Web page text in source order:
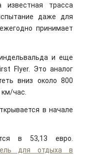
известная трасса
даже для
принимает
и еще
Flyer. Это аналог
вниз около 800
час.
в начале
в 53,13 евро.
для отдыха в